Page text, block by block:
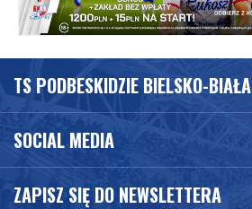
TS PODBESKIDZIE BIELSKO-BIAŁA
SOCIAL MEDIA
ZAPISZ SIĘ DO NEWSLETTERA